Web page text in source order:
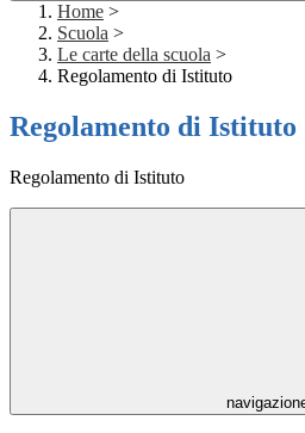
Home >
Scuola >
Le carte della scuola >
Regolamento di Istituto
Regolamento di Istituto
Regolamento di Istituto